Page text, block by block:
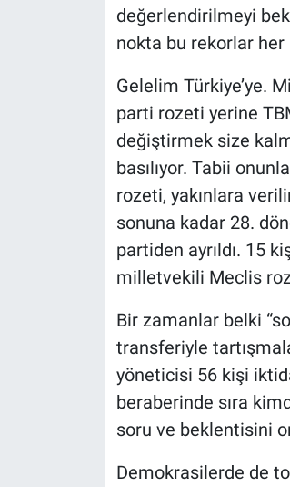
değerlendirilmeyi
nokta bu rekorlar
Gelelim Türkiye’ye.
parti rozeti yerine
değiştirmek size
basılıyor. Tabii
rozeti, yakınlara
sonuna kadar 28.
partiden ayrıldı. 15
milletvekili Meclis
Bir zamanlar belki
transferiyle
yöneticisi 56 kişi
beraberinde sıra
soru ve beklentisini
Demokrasilerde de